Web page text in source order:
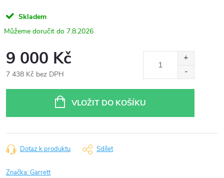
Skladem
7.8.2026
9 000 Kč
7 438 Kč bez DPH
VLOŽIT DO KOŠÍKU
Dotaz k produktu Sdílet
Značka:Garrett